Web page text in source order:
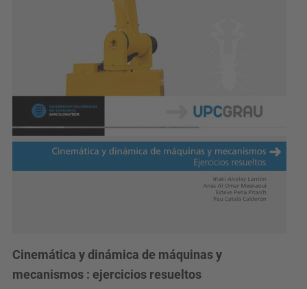
Cinemática y dinámica de máquinas y
mecanismos : ejercicios resueltos